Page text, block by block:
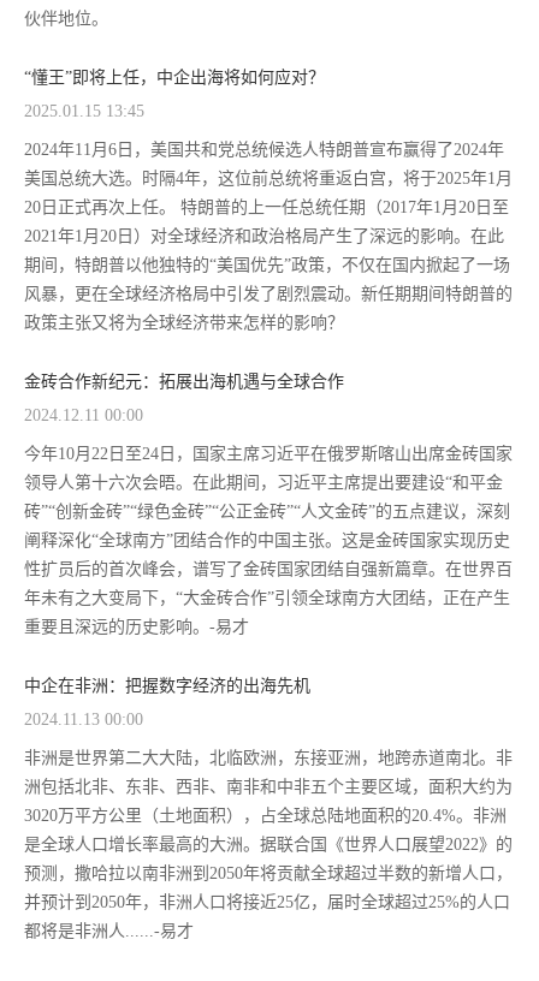
伙伴地位。
“懂王”即将上任，中企出海将如何应对？
2025.01.15 13:45
2024年11月6日，美国共和党总统候选人特朗普宣布赢得了2024年
美国总统大选。时隔4年，这位前总统将重返白宫，将于2025年1月
20日正式再次上任。 特朗普的上一任总统任期（2017年1月20日至
2021年1月20日）对全球经济和政治格局产生了深远的影响。在此
期间，特朗普以他独特的“美国优先”政策，不仅在国内掀起了一场
风暴，更在全球经济格局中引发了剧烈震动。新任期期间特朗普的
政策主张又将为全球经济带来怎样的影响？
金砖合作新纪元：拓展出海机遇与全球合作
2024.12.11 00:00
今年10月22日至24日，国家主席习近平在俄罗斯喀山出席金砖国家
领导人第十六次会晤。在此期间，习近平主席提出要建设“和平金
砖”“创新金砖”“绿色金砖”“公正金砖”“人文金砖”的五点建议，深刻
阐释深化“全球南方”团结合作的中国主张。这是金砖国家实现历史
性扩员后的首次峰会，谱写了金砖国家团结自强新篇章。在世界百
年未有之大变局下，“大金砖合作”引领全球南方大团结，正在产生
重要且深远的历史影响。-易才
中企在非洲：把握数字经济的出海先机
2024.11.13 00:00
非洲是世界第二大大陆，北临欧洲，东接亚洲，地跨赤道南北。非
洲包括北非、东非、西非、南非和中非五个主要区域，面积大约为
3020万平方公里（土地面积），占全球总陆地面积的20.4%。非洲
是全球人口增长率最高的大洲。据联合国《世界人口展望2022》的
预测，撒哈拉以南非洲到2050年将贡献全球超过半数的新增人口，
并预计到2050年，非洲人口将接近25亿，届时全球超过25%的人口
都将是非洲人......-易才